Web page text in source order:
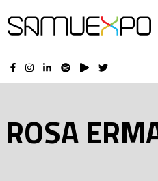
ROSA